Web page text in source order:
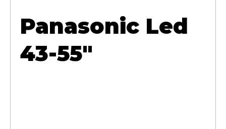
Panasonic Led
43-55"